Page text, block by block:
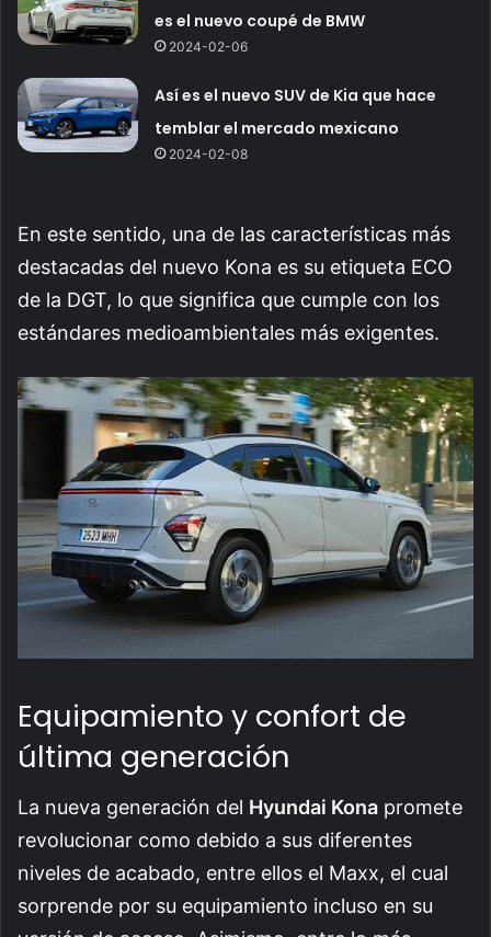
es el nuevo coupé de BMW
2024-02-06
Así es el nuevo SUV de Kia que hace
temblar el mercado mexicano
2024-02-08
En este sentido, una de las características más
destacadas del nuevo Kona es su etiqueta ECO
de la DGT, lo que significa que cumple con los
estándares medioambientales más exigentes.
Equipamiento y confort de
última generación
La nueva generación del Hyundai Kona promete
revolucionar como debido a sus diferentes
niveles de acabado, entre ellos el Maxx, el cual
sorprende por su equipamiento incluso en su